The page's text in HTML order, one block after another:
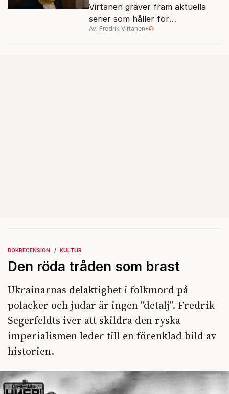
Virtanen gräver fram aktuella
serier som håller för
augustisoffan – när
Av: Fredrik Virtanen•
BOKRECENSION KULTUR
Den röda tråden som brast
Ukrainarnas delaktighet i folkmord på
polacker och judar är ingen "detalj". Fredrik
Segerfeldts iver att skildra den ryska
imperialismen leder till en förenklad bild av
historien.